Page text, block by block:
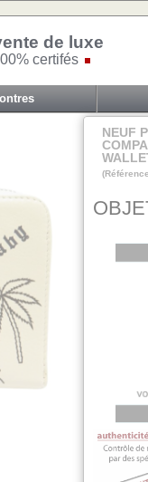
de luxe
certifés
NEUF